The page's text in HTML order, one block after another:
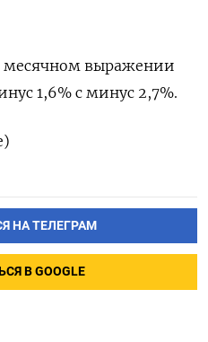
месячном выражении
1,6% с минус 2,7%.
НА ТЕЛЕГРАМ
В GOOGLE